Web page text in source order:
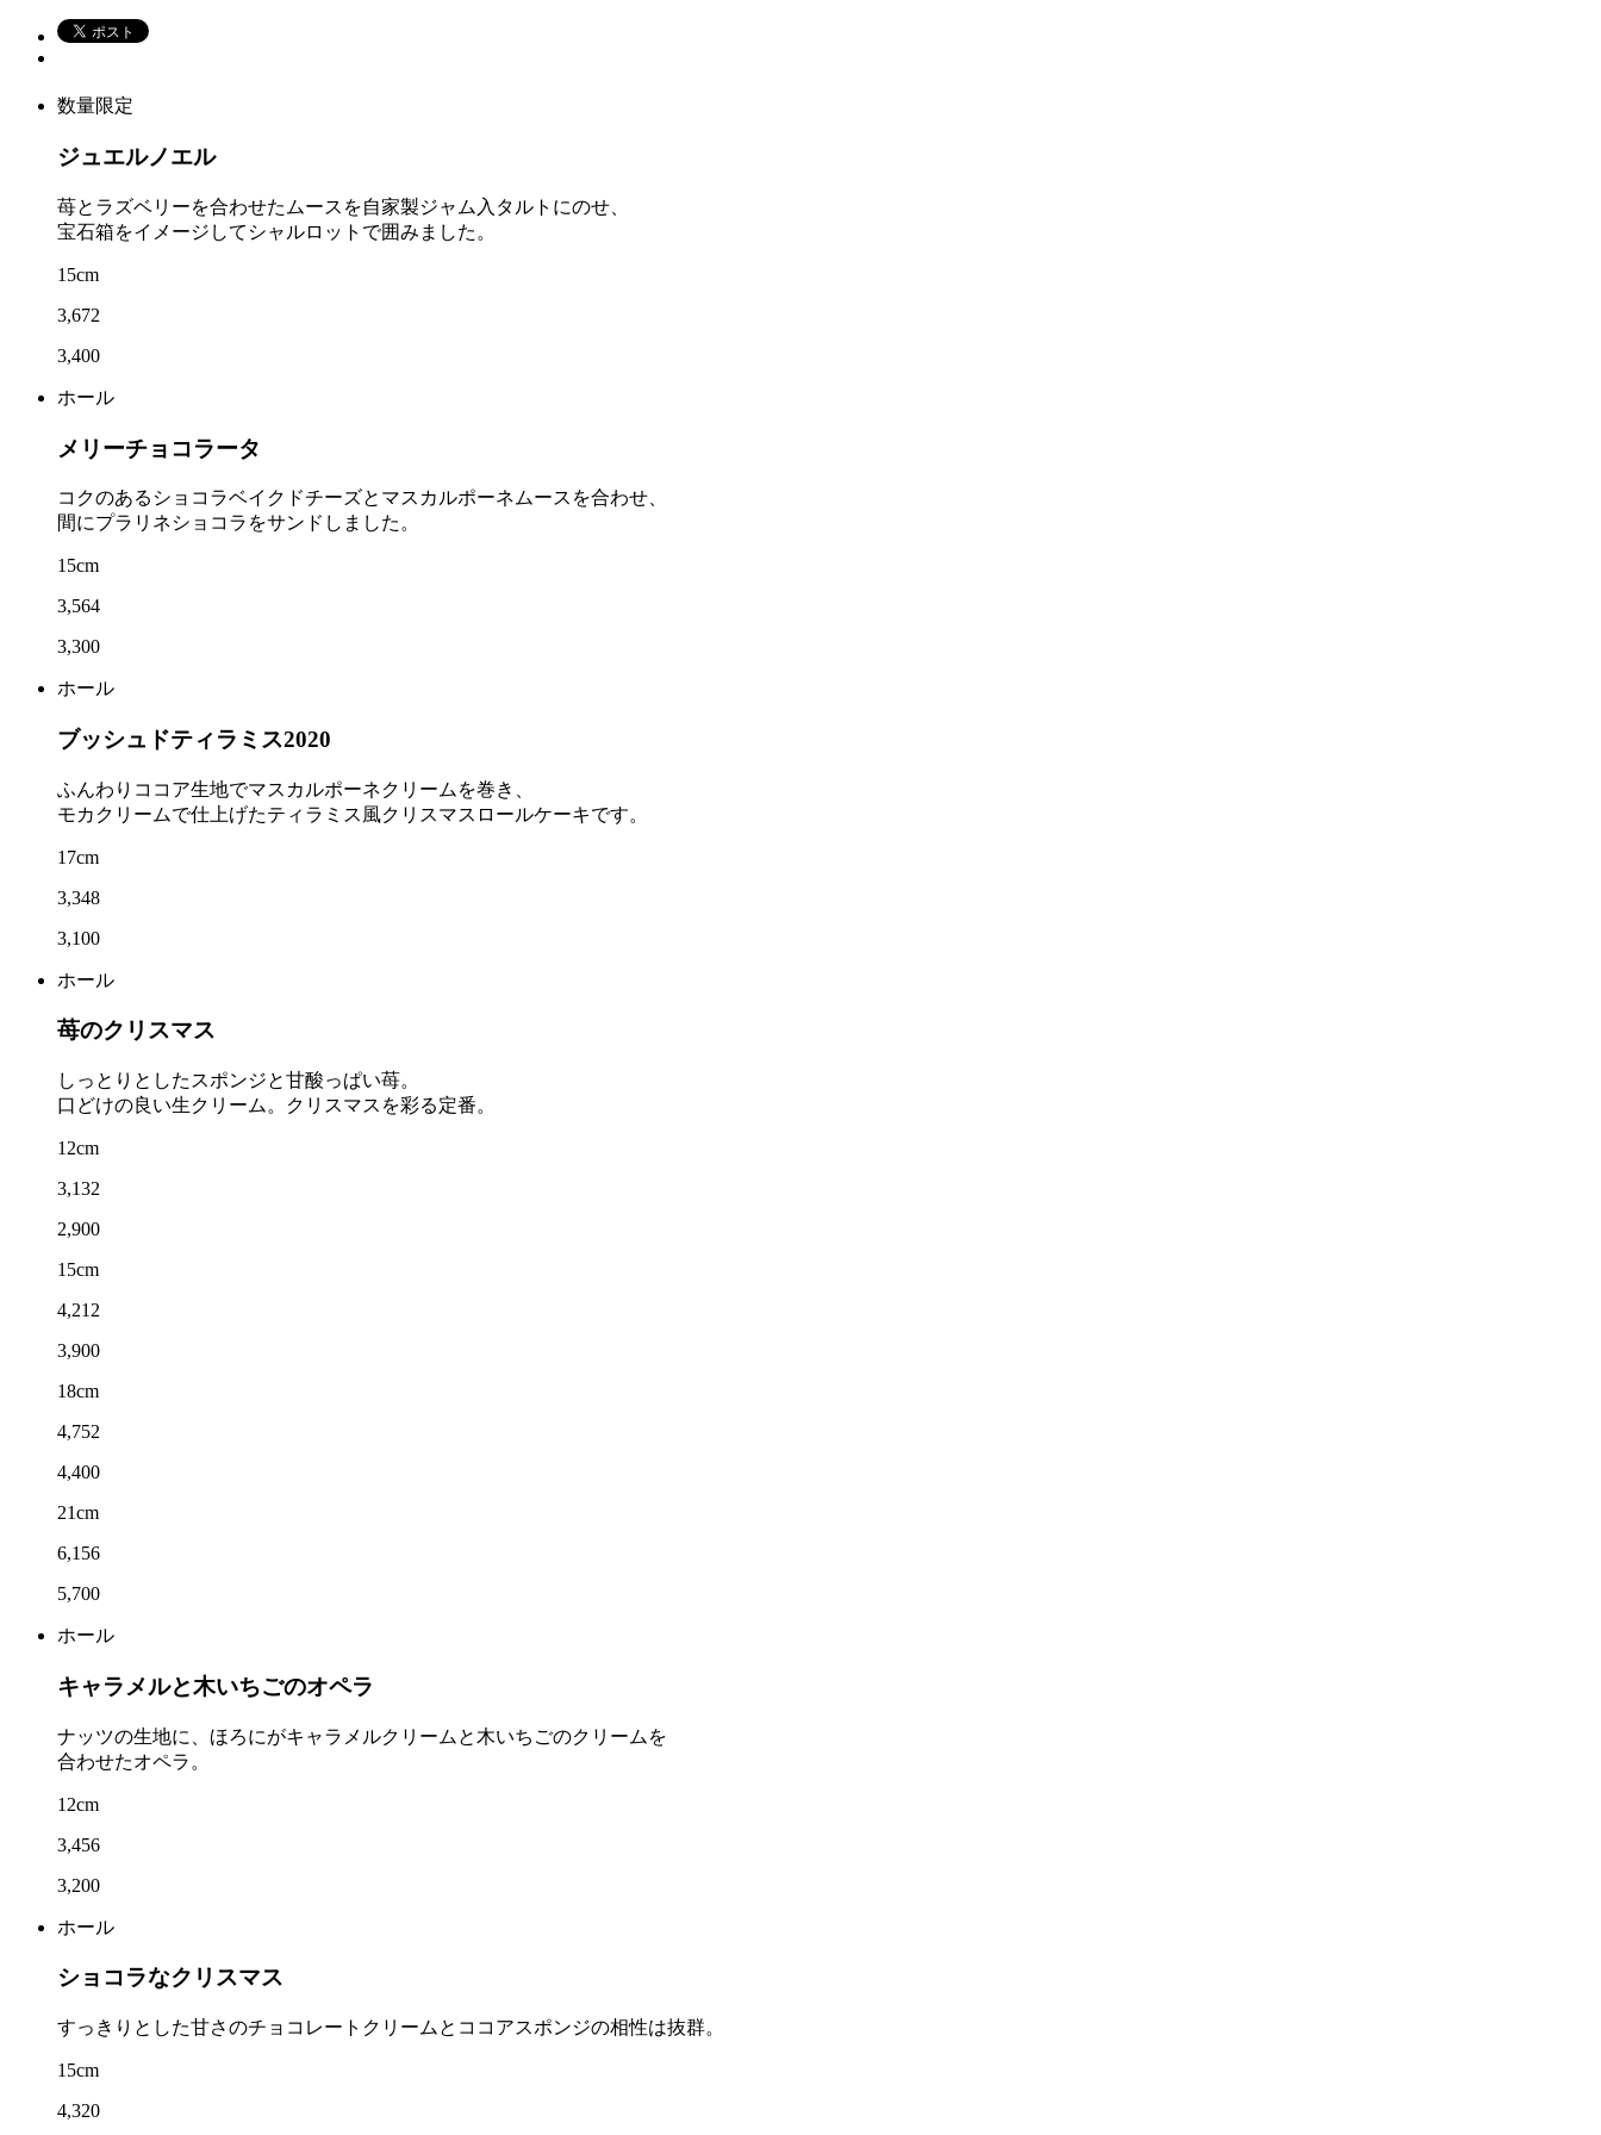
数量限定
ジュエルノエル
苺とラズベリーを合わせたムースを自家製ジャム入タルトにのせ、
宝石箱をイメージしてシャルロットで囲みました。
15cm
3,672
3,400
ホール
メリーチョコラータ
コクのあるショコラベイクドチーズとマスカルポーネムースを合わせ、
間にプラリネショコラをサンドしました。
15cm
3,564
3,300
ホール
ブッシュドティラミス2020
ふんわりココア生地でマスカルポーネクリームを巻き、
モカクリームで仕上げたティラミス風クリスマスロールケーキです。
17cm
3,348
3,100
ホール
苺のクリスマス
しっとりとしたスポンジと甘酸っぱい苺。
口どけの良い生クリーム。クリスマスを彩る定番。
12cm
3,132
2,900
15cm
4,212
3,900
18cm
4,752
4,400
21cm
6,156
5,700
ホール
キャラメルと木いちごのオペラ
ナッツの生地に、ほろにがキャラメルクリームと木いちごのクリームを
合わせたオペラ。
12cm
3,456
3,200
ホール
ショコラなクリスマス
すっきりとした甘さのチョコレートクリームとココアスポンジの相性は抜群。
15cm
4,320